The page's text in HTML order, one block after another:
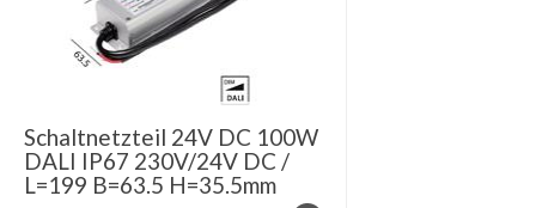
Schaltnetzteil 24V DC 100W
DALI IP67 230V/24V DC /
L=199 B=63.5 H=35.5mm